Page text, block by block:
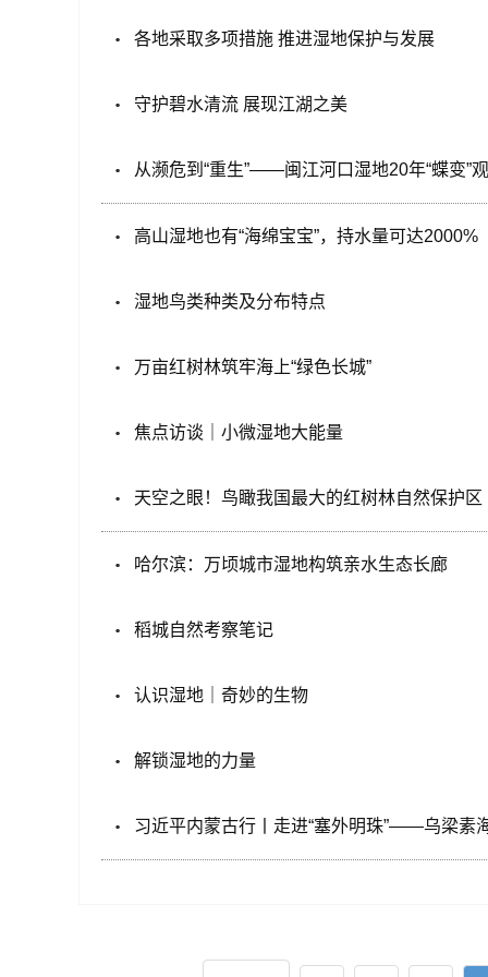
各地采取多项措施 推进湿地保护与发展
守护碧水清流 展现江湖之美
从濒危到“重生”——闽江河口湿地20年“蝶变”
高山湿地也有“海绵宝宝”，持水量可达2000%
湿地鸟类种类及分布特点
万亩红树林筑牢海上“绿色长城”
焦点访谈｜小微湿地大能量
天空之眼！鸟瞰我国最大的红树林自然保护区
哈尔滨：万顷城市湿地构筑亲水生态长廊
稻城自然考察笔记
认识湿地｜奇妙的生物
解锁湿地的力量
习近平内蒙古行丨走进“塞外明珠”——乌梁素